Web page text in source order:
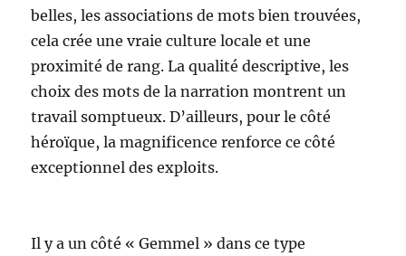
belles, les associations de mots bien trouvées,
cela crée une vraie culture locale et une
proximité de rang. La qualité descriptive, les
choix des mots de la narration montrent un
travail somptueux. D’ailleurs, pour le côté
héroïque, la magnificence renforce ce côté
exceptionnel des exploits.
Il y a un côté « Gemmel » dans ce type